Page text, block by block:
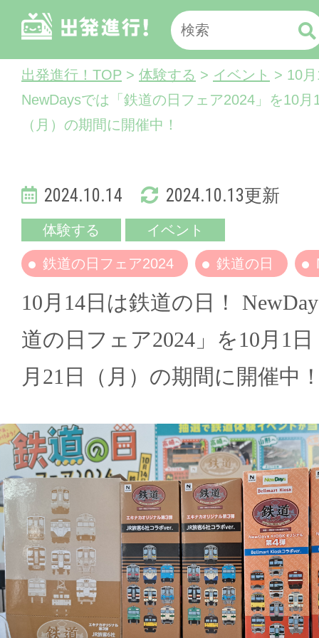
出発進行！TOP > 体験する > イベント > 10
NewDaysでは「鉄道の日フェア2024」を10
（月）の期間に開催中！
2024.10.14 2024.10.13更新
体験する イベント
鉄道の日フェア2024 鉄道の日
10月14日は鉄道の日！
道の日フェア2024」を10月1
月21日（月）の期間に開催中